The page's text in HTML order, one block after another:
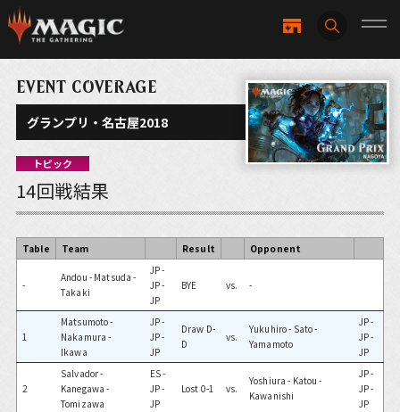
EVENT COVERAGE
グランプリ・名古屋2018
トピック
14回戦結果
Table Team Result Opponent
-
Andou - Matsuda -
Takaki
JP -
JP -
JP
BYE vs. -
1
Matsumoto -
Nakamura -
Ikawa
JP -
JP -
JP
Draw D-
D
vs.
Yukuhiro - Sato -
Yamamoto
JP -
JP -
JP
2
Salvador -
Kanegawa -
Tomizawa
ES -
JP -
JP
Lost 0-1 vs.
Yoshiura - Katou -
Kawanishi
JP -
JP -
JP